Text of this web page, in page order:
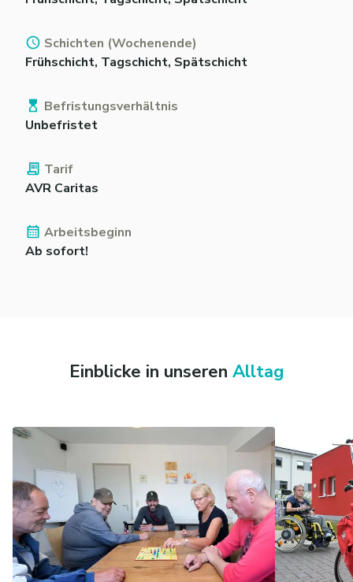
Schichten (Wochenende)
Frühschicht, Tagschicht, Spätschicht
Befristungsverhältnis
Unbefristet
Tarif
AVR Caritas
Arbeitsbeginn
Ab sofort!
Einblicke in unseren Alltag